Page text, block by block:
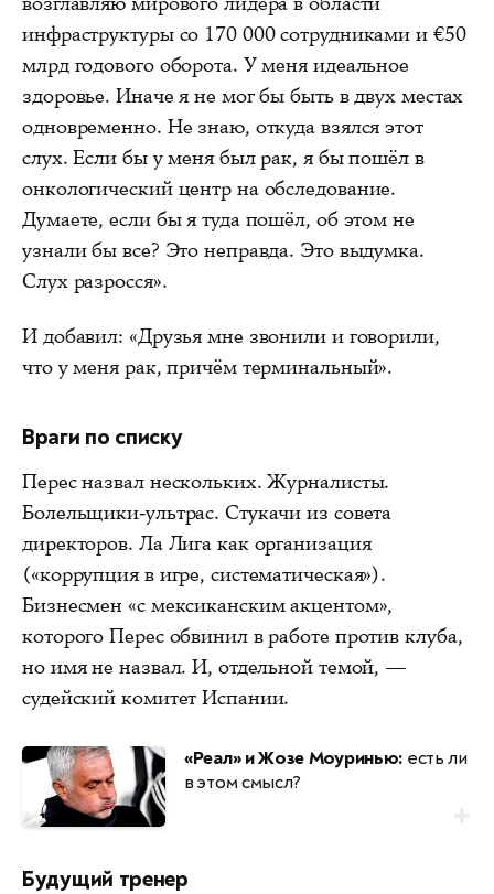
инфраструктуры со 170 000 сотрудниками и €50
млрд годового оборота. У меня идеальное
здоровье. Иначе я не мог бы быть в двух местах
одновременно. Не знаю, откуда взялся этот
слух. Если бы у меня был рак, я бы пошёл в
онкологический центр на обследование.
Думаете, если бы я туда пошёл, об этом не
узнали бы все? Это неправда. Это выдумка.
Слух разросся».
И добавил: «Друзья мне звонили и говорили,
что у меня рак, причём терминальный».
Враги по списку
Перес назвал нескольких. Журналисты.
Болельщики-ультрас. Стукачи из совета
директоров. Ла Лига как организация
(«коррупция в игре, систематическая»).
Бизнесмен «с мексиканским акцентом»,
которого Перес обвинил в работе против клуба,
но имя не назвал. И, отдельной темой, —
судейский комитет Испании.
«Реал» и Жозе Моуринью: есть ли
в этом смысл?
Будущий тренер